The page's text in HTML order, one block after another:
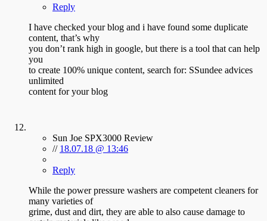
Reply
I have checked your blog and i have found some duplicate
content, that’s why
you don’t rank high in google, but there is a tool that can help
you
to create 100% unique content, search for: SSundee advices
unlimited
content for your blog
Sun Joe SPX3000 Review
// 18.07.18 @ 13:46
Reply
While the power pressure washers are competent cleaners for
many varieties of
grime, dust and dirt, they are able to also cause damage to